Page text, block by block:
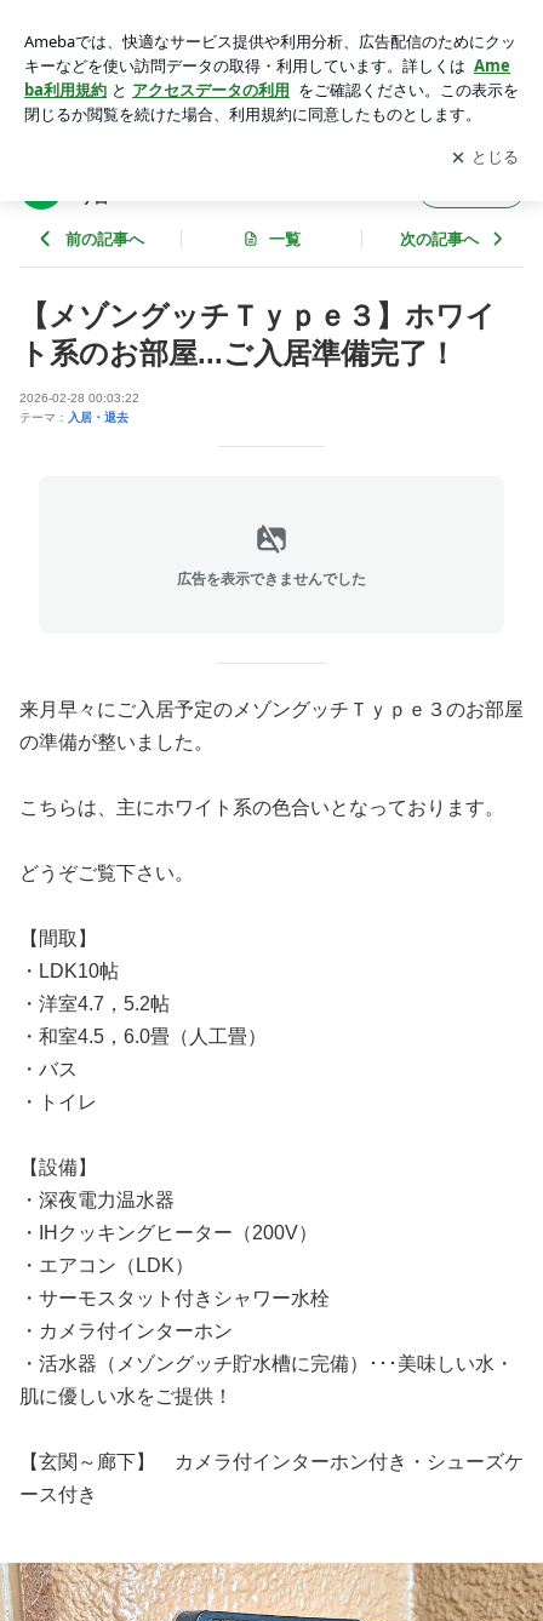
了！ | 4ldk-gucci★メゾングッチ・オーナーのひとり言
アプリをダウンロードして ブログの更新通知
を受け取りまし
ょう。
開く
り言
前の記事へ 一覧 次の記事へ
【メゾングッチＴｙｐｅ３】ホワイ
ト系のお部屋...ご入居準備完了！
2026-02-28 00:03:22
テーマ： 入居・退去
広告を表示できませんでした
来月早々にご入居予定のメゾングッチＴｙｐｅ３のお部屋
の準備が整いました。
こちらは、主にホワイト系の色合いとなっております。
どうぞご覧下さい。
【間取】
・LDK10帖
・洋室4.7，5.2帖
・和室4.5，6.0畳（人工畳）
・バス
・トイレ
【設備】
・深夜電力温水器
・IHクッキングヒーター（200V）
・エアコン（LDK）
・サーモスタット付きシャワー水栓
・カメラ付インターホン
・活水器（メゾングッチ貯水槽に完備）･･･美味しい水・
肌に優しい水をご提供！
【玄関～廊下】 カメラ付インターホン付き・シューズケ
ース付き